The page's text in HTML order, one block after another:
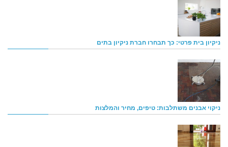
ניקיון בית פרטי: כך תבחרו חברת ניקיון בתים
ניקוי אבנים משתלבות: טיפים, מחיר והמלצות